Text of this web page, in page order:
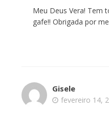
Meu Deus Vera! Tem
gafe!! Obrigada por
Gisele
fevereiro 14,